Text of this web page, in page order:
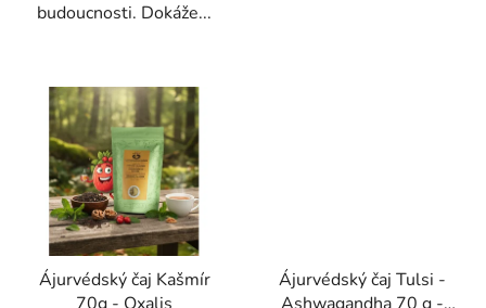
budoucnosti. Dokáže...
Ájurvédský čaj Kašmír
Ájurvédský čaj Tulsi -